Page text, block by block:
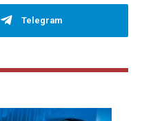
Telegram